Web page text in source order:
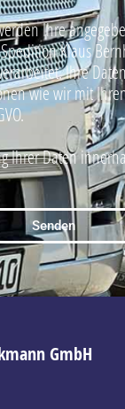
Ihre
Klaus
Ihre
wie wir mit
Ihrer Daten
Senden
GmbH